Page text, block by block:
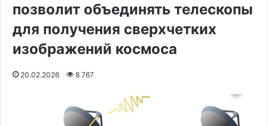
позволит объединять телескопы
для получения сверхчетких
изображений космоса
20.02.2026 8 767